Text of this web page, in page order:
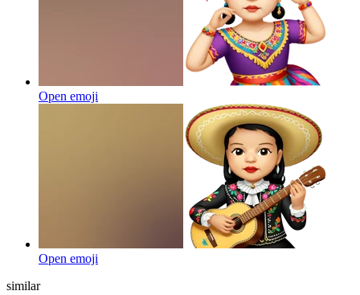
Open emoji
Open emoji
similar